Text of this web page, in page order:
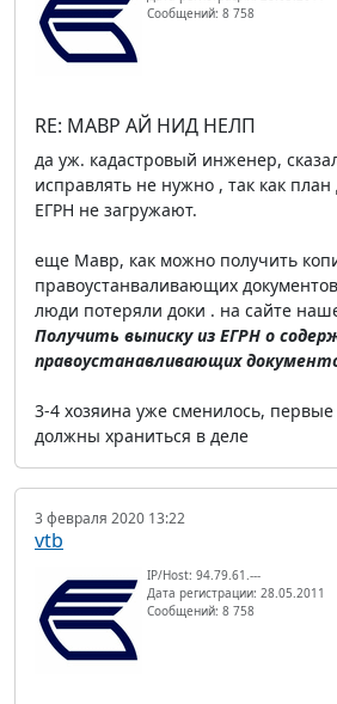
Сообщений: 8 758
RE: МАВР АЙ НИД НЕЛП
да уж. кадастровый инженер,
исправлять не нужно , так как
ЕГРН не загружают.
еще Мавр, как можно получить
правоустанваливающих
люди потеряли доки . на сайте
Получить выписку из ЕГРН о
правоустанавливающих
3-4 хозяина уже сменилось,
должны храниться в деле
3 февраля 2020 13:22
vtb
IP/Host: 94.79.61.---
Дата регистрации: 28.05.2011
Сообщений: 8 758